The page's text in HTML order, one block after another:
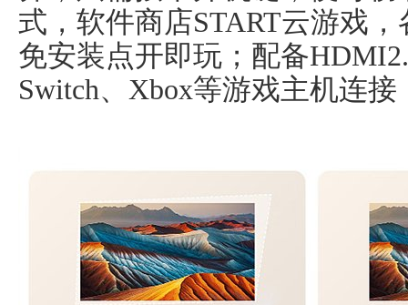
式，软件商店START云游戏
免安装点开即玩；配备
Switch、Xbox等游戏主机连